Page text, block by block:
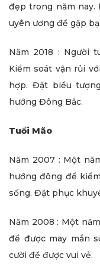
đẹp trong năm nay.
uyên ương để gặp
Năm 2018 : Người
Kiểm soát vận rủi
hợp. Đặt biểu
hướng Đông Bắc.
Tuổi Mão
Năm 2007 : Một
hướng đông để
sống. Đặt phục
Năm 2008 : Một
để được may mắn
cười để được vui vẻ.